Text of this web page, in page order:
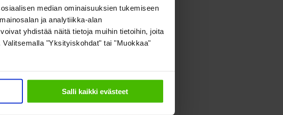
median ominaisuuksien tukemiseen
ja analytiikka-alan
yhdistää näitä tietoja muihin tietoihin, joita
"Yksityiskohdat" tai "Muokkaa"
Salli kaikki evästeet